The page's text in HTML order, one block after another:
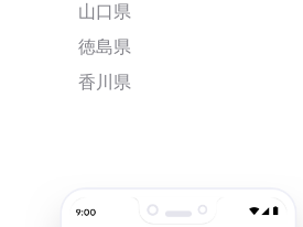
山口県
徳島県
香川県